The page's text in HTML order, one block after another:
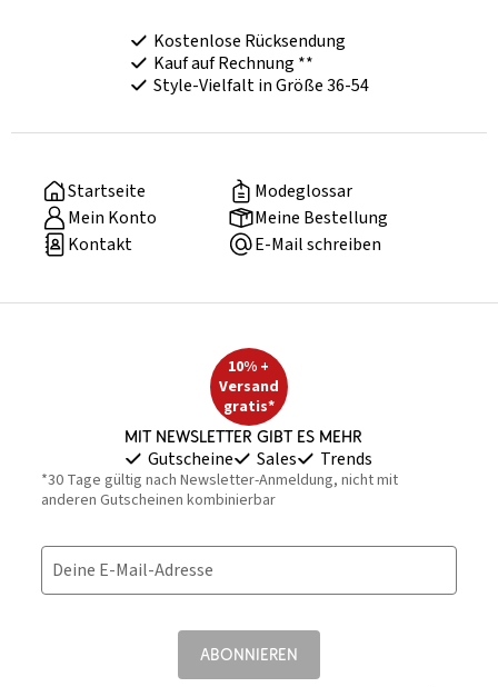
Kostenlose Rücksendung
Kauf auf Rechnung **
Style-Vielfalt in Größe 36-54
Startseite
Modeglossar
Mein Konto
Meine Bestellung
Kontakt
E-Mail schreiben
10% +
Versand
gratis*
Mit Newsletter gibt es mehr
Gutscheine Sales Trends
*30 Tage gültig nach Newsletter-Anmeldung, nicht mit
anderen Gutscheinen kombinierbar
Deine E-Mail-Adresse
ABONNIEREN